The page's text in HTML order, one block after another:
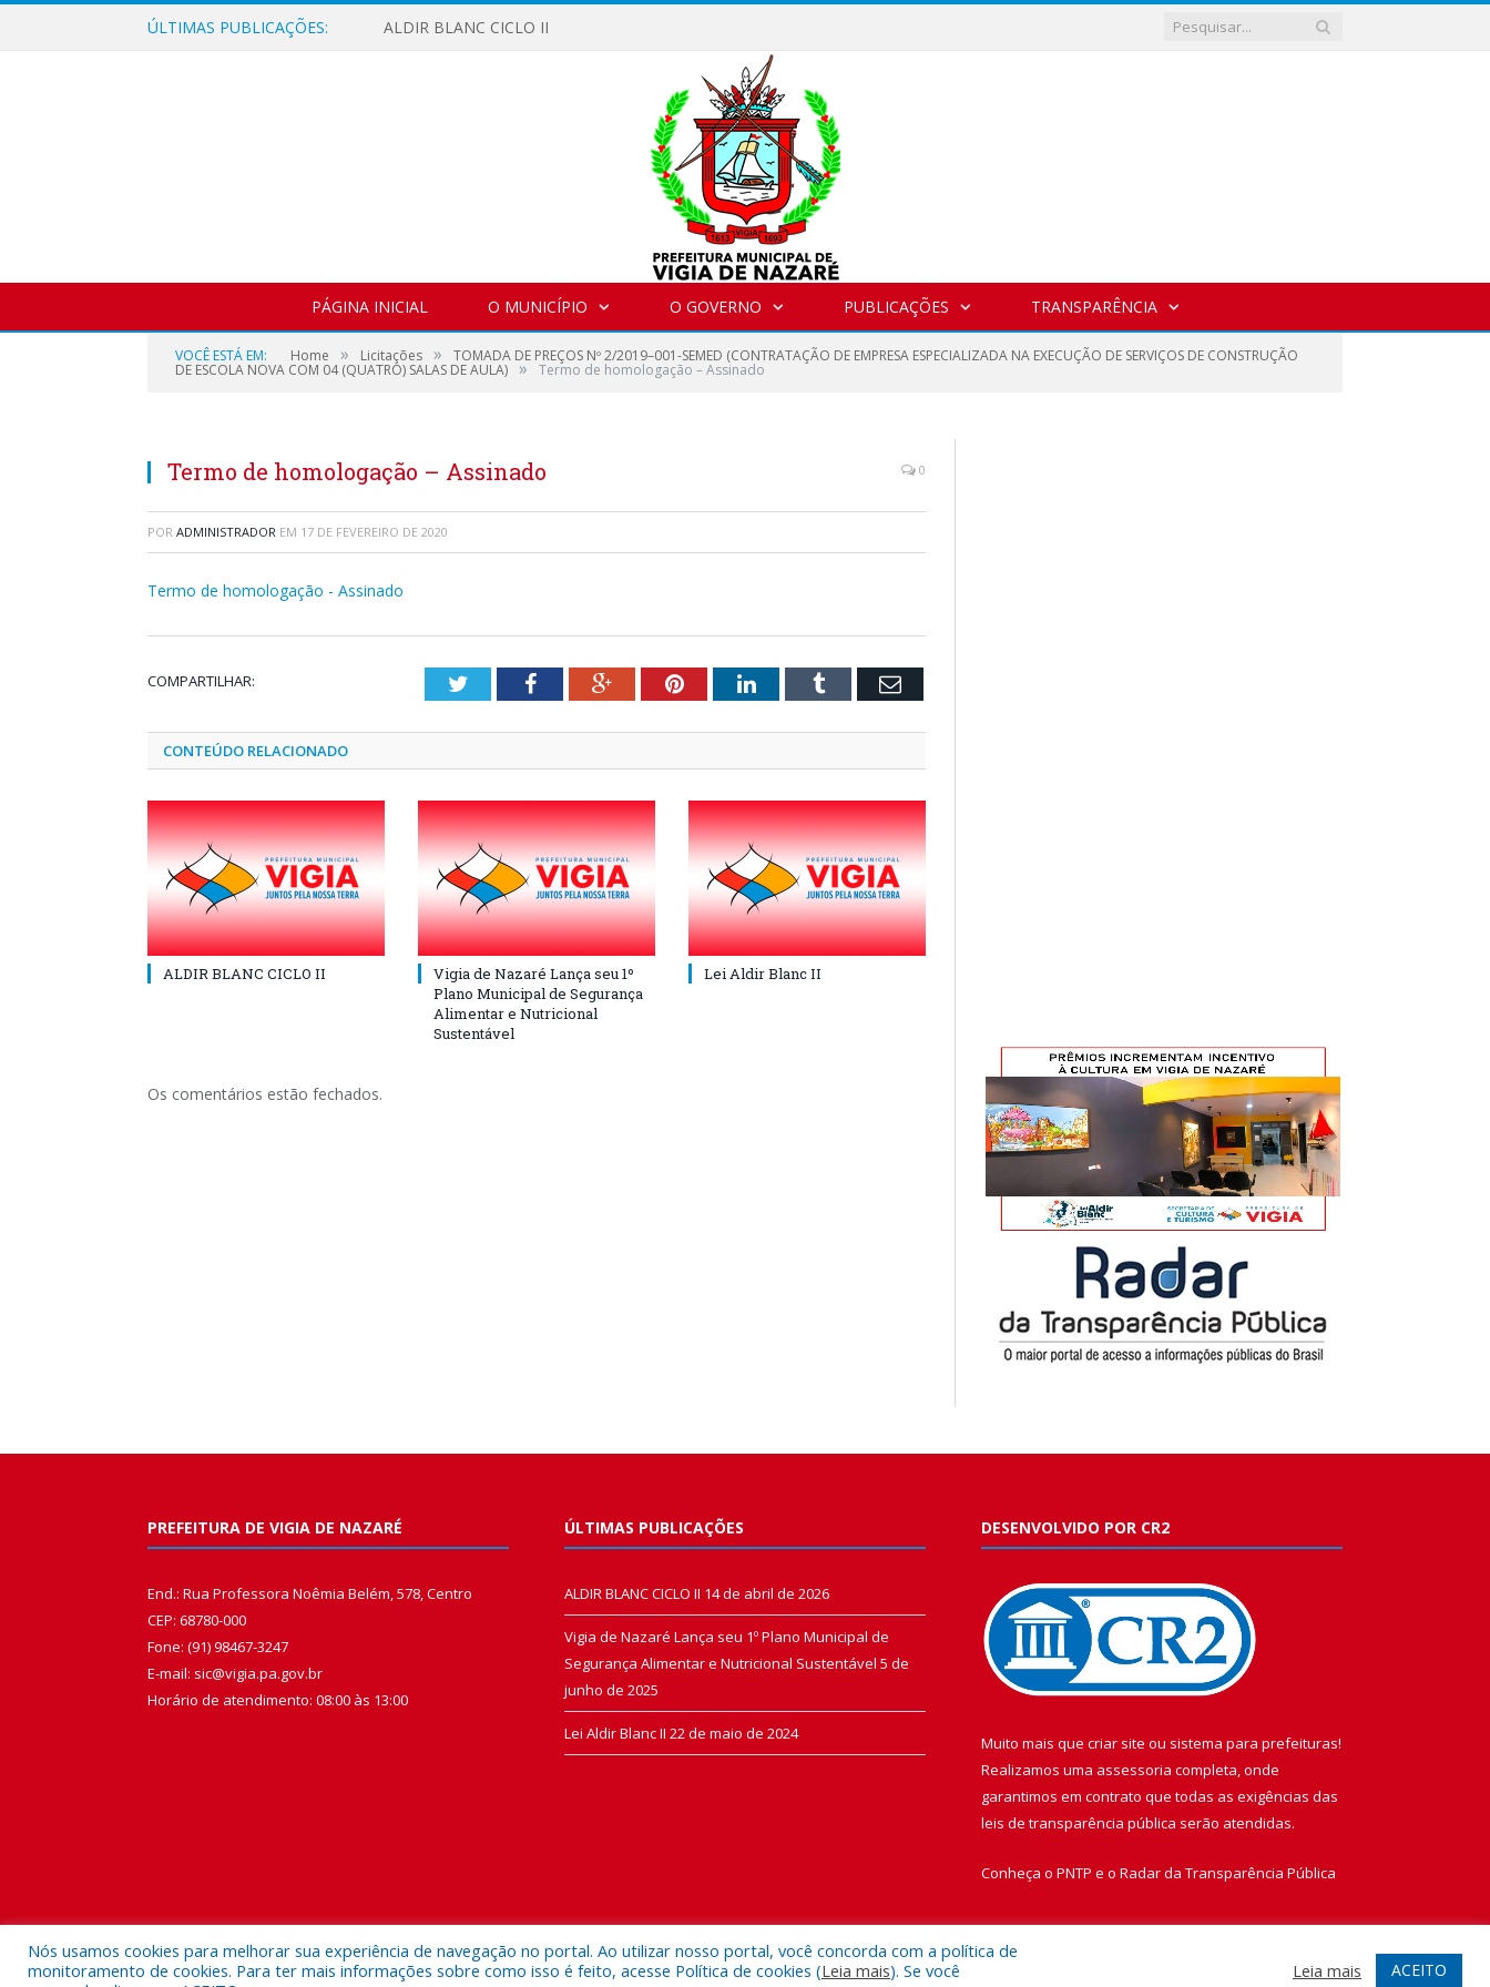
ÚLTIMAS PUBLICAÇÕES: ALDIR BLANC CICLO II
PÁGINA INICIAL O MUNICÍPIO O GOVERNO PUBLICAÇÕES TRANSPARÊNCIA
VOCÊ ESTÁ EM: Home » Licitações » TOMADA DE PREÇOS Nº 2/2019–001-SEMED (CONTRATAÇÃO DE EMPRESA ESPECIALIZADA NA EXECUÇÃO DE SERVIÇOS DE CONSTRUÇÃO
DE ESCOLA NOVA COM 04 (QUATRO) SALAS DE AULA) » Termo de homologação – Assinado
Termo de homologação – Assinado 0
POR ADMINISTRADOR EM 17 DE FEVEREIRO DE 2020
Termo de homologação - Assinado
COMPARTILHAR: TwitterFacebookGoogle+PinterestLinkedInTumblr Email
CONTEÚDO RELACIONADO
ALDIR BLANC CICLO II
Vigia de Nazaré Lança seu 1º
Plano Municipal de Segurança
Alimentar e Nutricional
Sustentável
Lei Aldir Blanc II
Os comentários estão fechados.
PREFEITURA DE VIGIA DE NAZARÉ
End.: Rua Professora Noêmia Belém, 578, Centro
CEP: 68780-000
Fone: (91) 98467-3247
E-mail: sic@vigia.pa.gov.br
Horário de atendimento: 08:00 às 13:00
ÚLTIMAS PUBLICAÇÕES
ALDIR BLANC CICLO II 14 de abril de 2026
Vigia de Nazaré Lança seu 1º Plano Municipal de
Segurança Alimentar e Nutricional Sustentável 5 de
junho de 2025
Lei Aldir Blanc II 22 de maio de 2024
DESENVOLVIDO POR CR2
Muito mais que criar site ou sistema para prefeituras!
Realizamos uma assessoria completa, onde
garantimos em contrato que todas as exigências das
leis de transparência pública serão atendidas.
Conheça o PNTP e o Radar da Transparência Pública
Nós usamos cookies para melhorar sua experiência de navegação no portal. Ao utilizar nosso portal, você concorda com a política de
monitoramento de cookies. Para ter mais informações sobre como isso é feito, acesse Política de cookies (Leia mais). Se você
Leia mais ACEITO